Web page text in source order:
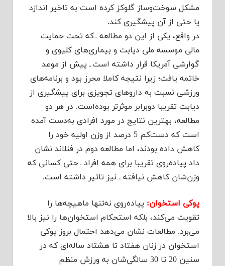
مشكل سوخت‌وساز گلوكز كرده است به تاخیر اندازد
یا حتی از آن پیشگیری كند.
در واقع، یكی از این دو مطالعه ـ كه تحت حمایت
مالی موسسه ملی دیابت و بیماری‌های كلیوی و
گوارشی آمریكا قرار داشته است ـ پیش از موعد
خاتمه یافت؛ زیرا نتیجه كاملا محرز بود و برنامه‌های
ورزشی نسبت به داروهای تجویزی برای پیشگیری از
دیابت تقریبا دوبرابر موثرتر بوده‌است. در هر دو
مطالعه، بهترین نتایج در مورد افرادی به‌دست آمده
است كه دست‌كم 5 درصد از وزن اولیه خود را
كاهش داده بودند، اما مطالعه دوم در فنلاند نشان
داد پیاده‌روی تقریبا برای همه افراد ـ حتی كسانی كه
وزن‌شان كاهش نیافته ـ نیز تاثیر داشته است.
پوكی استخوان: پیاده‌روی نه‌تنها ماهیچه‌ها را
تقویت می‌كند، بلكه استحكام استخوان‌ها را نیز بالا
می‌برد. مطالعات نشان می‌دهد احتمال بروز پوكی
استخوان در زنان هفتاد تا هشتاد ساله‌ای كه در
سنین 20 تا 30 سالگی‌شان به ورزش منظم